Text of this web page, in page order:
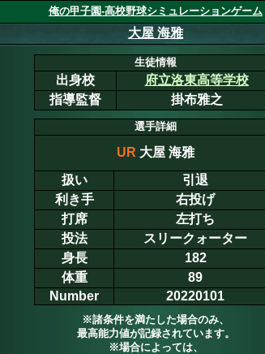
俺の甲子園-高校野球シミュレーションゲーム
大屋 海雅
生徒情報
出身校
府立洛東高等学校
指導監督
掛布雅之
選手詳細
UR 大屋 海雅
扱い
引退
利き手
右投げ
打席
左打ち
投法
スリークォーター
身長
182
体重
89
Number
20220101
※諸条件を満たした場合のみ、
最高能力値が記録されています。
※場合によっては、